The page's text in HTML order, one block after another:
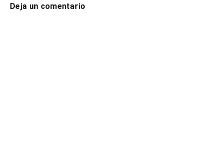
Deja un comentario